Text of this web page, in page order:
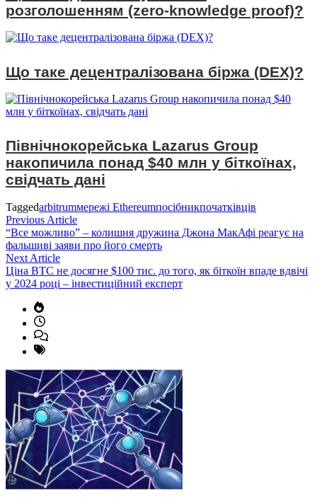
розголошенням (zero-knowledge proof)?
Що таке децентралізована біржа (DEX)?
Північнокорейська Lazarus Group
накопичила понад $40 млн у біткоїнах,
свідчать дані
Taggedarbitrumмережі Ethereumпосібникпочатківців
Навігація
записів
Previous ArticlePrevious
article:
“Все можливо” – колишня дружина Джона МакАфі реагує на
фальшиві заяви про його смерть
Next ArticleNext
article:
Ціна BTC не досягне $100 тис. до того, як біткоїн впаде вдвічі
у 2024 році – інвестиційний експерт